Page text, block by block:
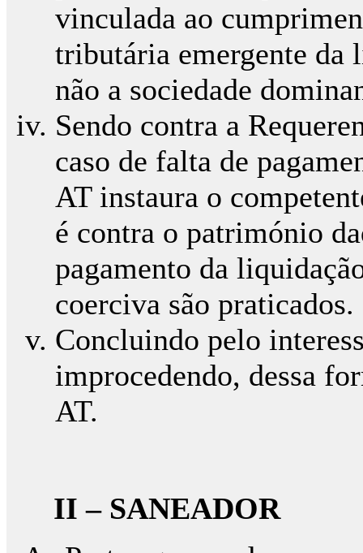
vinculada ao
tributária emergente da
não a sociedade
Sendo contra a
caso de falta de
AT instaura o
é contra o património
pagamento da
coerciva são praticados.
Concluindo pelo
improcedendo, dessa
AT.
II – SANEADOR